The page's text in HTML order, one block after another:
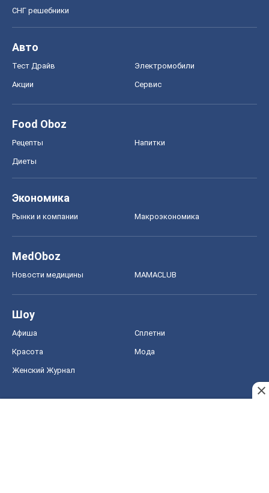
СНГ решебники
Авто
Тест Драйв Электромобили
Акции Сервис
Food Oboz
Рецепты Напитки
Диеты
Экономика
Рынки и компании Mакроэкономика
MedOboz
Новости медицины MAMACLUB
Шоу
Афиша Сплетни
Красота Мода
Женский Журнал